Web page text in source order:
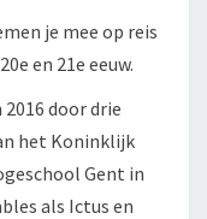
je mee op reis
en 21e eeuw.
door drie
het Koninklijk
Gent in
als Ictus en